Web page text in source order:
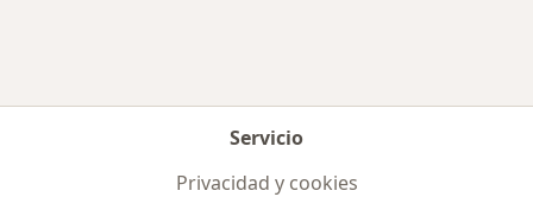
Servicio
Privacidad y cookies